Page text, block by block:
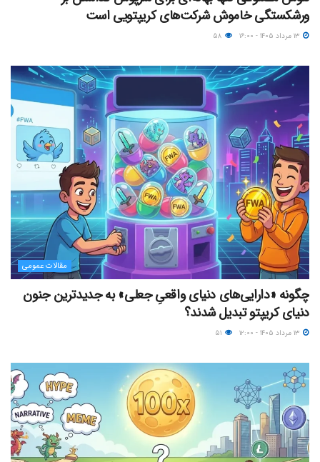
ورشکستگی خاموش شرکت‌های کریپتویی است
مقالات عمومی
چگونه «دارایی‌های دنیای واقعیِ جعلی» به جدیدترین جنون
دنیای کریپتو تبدیل شدند؟